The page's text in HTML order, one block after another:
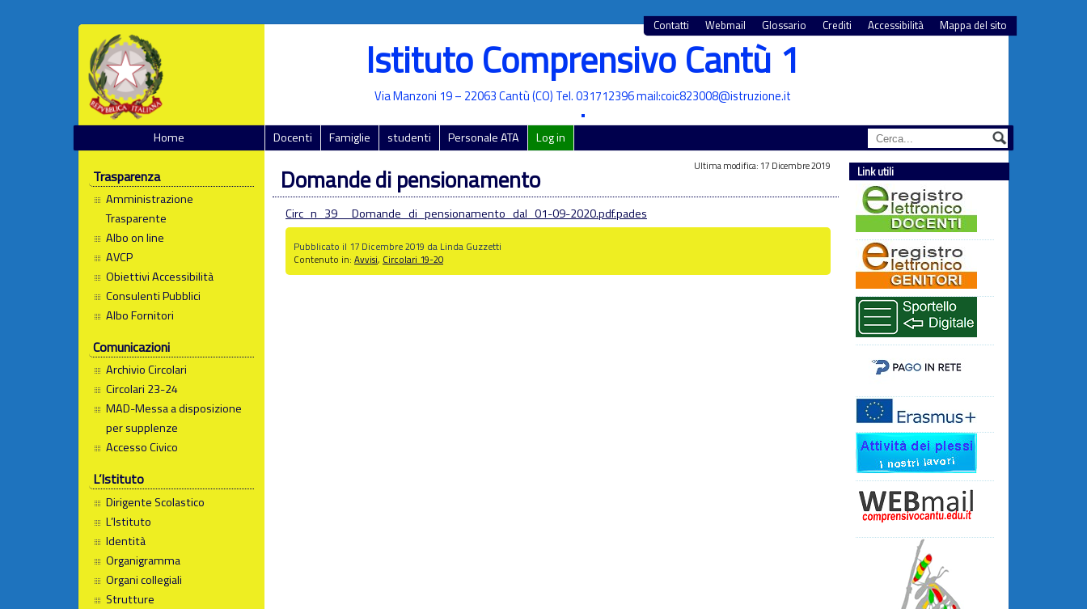
Mappa del sito
Accessibilità
Crediti
Glossario
Webmail
Contatti
Istituto Comprensivo Cantù 1
Via Manzoni 19 – 22063 Cantù (CO) Tel. 031712396 mail:coic823008@istruzione.it
•
Home Docenti Famiglie studenti Personale ATA Log in
Trasparenza
Amministrazione
Trasparente
Albo on line
AVCP
Obiettivi Accessibilità
Consulenti Pubblici
Albo Fornitori
Comunicazioni
Archivio Circolari
Circolari 23-24
MAD-Messa a disposizione
per supplenze
Accesso Civico
L’Istituto
Dirigente Scolastico
L’Istituto
Identità
Organigramma
Organi collegiali
Strutture
Ultima modifica: 17 Dicembre 2019
Domande di pensionamento
Circ_n_39__Domande_di_pensionamento_dal_01-09-2020.pdf.pades
Pubblicato il 17 Dicembre 2019 da Linda Guzzetti
Contenuto in: Avvisi, Circolari 19-20
Link utili